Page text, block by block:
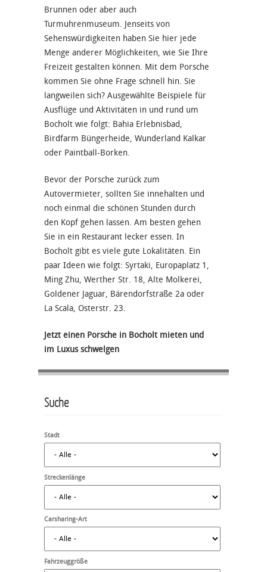
Brunnen oder aber auch
Turmuhrenmuseum. Jenseits von
Sehenswürdigkeiten haben Sie hier jede
Menge anderer Möglichkeiten, wie Sie Ihre
Freizeit gestalten können. Mit dem Porsche
kommen Sie ohne Frage schnell hin. Sie
langweilen sich? Ausgewählte Beispiele für
Ausflüge und Aktivitäten in und rund um
Bocholt wie folgt: Bahia Erlebnisbad,
Birdfarm Büngerheide, Wunderland Kalkar
oder Paintball-Borken.
Bevor der Porsche zurück zum
Autovermieter, sollten Sie innehalten und
noch einmal die schönen Stunden durch
den Kopf gehen lassen. Am besten gehen
Sie in ein Restaurant lecker essen. In
Bocholt gibt es viele gute Lokalitäten. Ein
paar Ideen wie folgt: Syrtaki, Europaplatz 1,
Ming Zhu, Werther Str. 18, Alte Molkerei,
Goldener Jaguar, Bärendorfstraße 2a oder
La Scala, Osterstr. 23.
Jetzt einen Porsche in Bocholt mieten und
im Luxus schwelgen
Suche
Stadt
Streckenlänge
Carsharing-Art
Fahrzeuggröße